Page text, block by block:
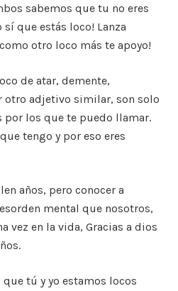
sabemos que tu no eres
que estás loco! Lanza
otro loco más te apoyo!
de atar, demente,
adjetivo similar, son solo
por los que te puedo llamar.
tengo y por eso eres
años, pero conocer a
mental que nosotros,
vez en la vida, Gracias a dios
tú y yo estamos locos